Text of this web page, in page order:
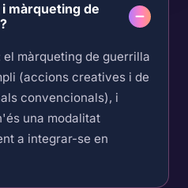
màrqueting de
màrqueting de guerrilla
(accions creatives i de
convencionals), i
una modalitat
a integrar-se en